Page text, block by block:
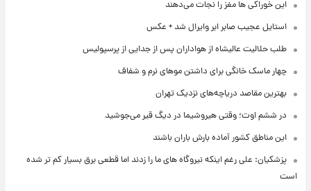
این خوراکی ها مغز را نجات می‌دهند
استایل عجیب صابر ابر وایرال شد + عکس
طلب حلالیت عالیشاه از هواداران پس از جدایی از پرسپولیس
چهار ماسک خانگی برای داشتن موهای نرم و شفاف
بهترین مقاصد دریاچه‌های نزدیک تهران
در ششم اوت؛ وقتی هیروشیما در دیگ قیر می‌جوشید
این مناطق کشور آماده بارش باران باشند
پزشکیان: علی رغم اینکه نیروگاه های ما را زدند اما قطعی برق بسیار کم تر شده
است